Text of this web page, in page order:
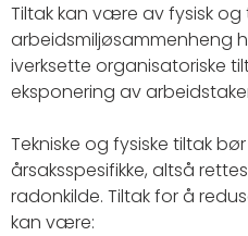
Tiltak kan være av fysisk og
arbeidsmiljøsammenheng
iverksette organisatoriske
eksponering av
Tekniske og fysiske tiltak
årsaksspesifikke, altså
radonkilde. Tiltak for å
kan være: